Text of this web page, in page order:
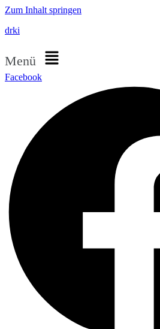
Zum Inhalt springen
drki
Menü
Facebook